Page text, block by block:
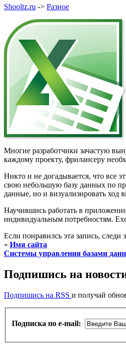
Shooltz.ru -> Разное
Многие разработчики зачастую
каждому проекту, фрилансеру
Никто и не догадывается, что все
свою небольшую базу данных по
данные, но и визуализировать ход
Научившись работать в
индивидуальным потребностям.
Если понравилсь эта запись,
« Имя сайта
Системы управления базами
Подпишись на
Подпишись на RSS и получай
Подписка по e-mail: